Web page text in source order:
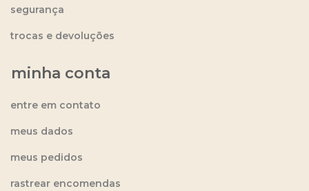
segurança
trocas e devoluções
minha conta
entre em contato
meus dados
meus pedidos
rastrear encomendas